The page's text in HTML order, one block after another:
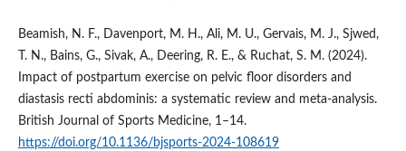
Beamish, N. F., Davenport, M. H., Ali, M. U., Gervais, M. J., Sjwed,
T. N., Bains, G., Sivak, A., Deering, R. E., & Ruchat, S. M. (2024).
Impact of postpartum exercise on pelvic floor disorders and
diastasis recti abdominis: a systematic review and meta-analysis.
British Journal of Sports Medicine, 1–14.
https://doi.org/10.1136/bjsports-2024-108619